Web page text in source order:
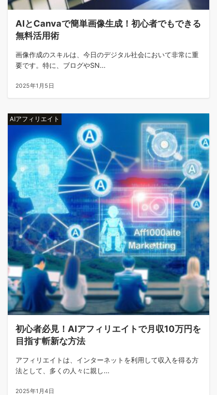
AIとCanvaで簡単画像生成！初心者でもできる
無料活用術
画像作成のスキルは、今日のデジタル社会において非常に重
要です。特に、ブログやSN...
2025年1月5日
AIアフィリエイト
初心者必見！AIアフィリエイトで月収10万円を
目指す斬新な方法
アフィリエイトは、インターネットを利用して収入を得る方
法として、多くの人々に親し...
2025年1月4日